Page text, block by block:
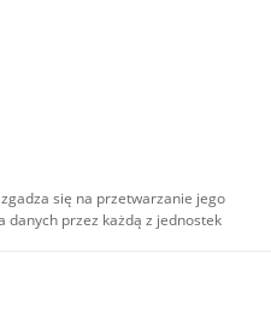
się na przetwarzanie jego
danych przez każdą z jednostek